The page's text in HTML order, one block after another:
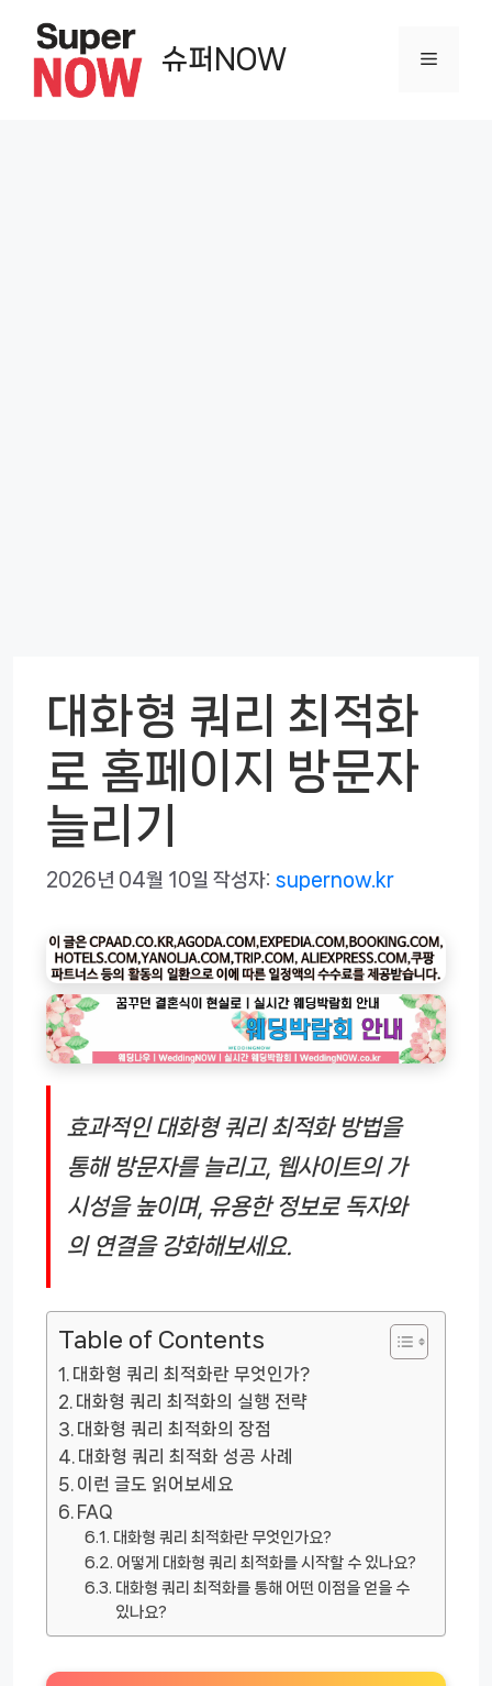
슈퍼NOW 메
대화형 쿼리 최적화
로 홈페이지 방문자
늘리기
2026년 04월 10일 작성자: supernow.kr
효과적인 대화형 쿼리 최적화 방법을
통해 방문자를 늘리고, 웹사이트의 가
시성을 높이며, 유용한 정보로 독자와
의 연결을 강화해보세요.
Table of Contents
대화형 쿼리 최적화란 무엇인가?
대화형 쿼리 최적화의 실행 전략
대화형 쿼리 최적화의 장점
대화형 쿼리 최적화 성공 사례
이런 글도 읽어보세요
FAQ
대화형 쿼리 최적화란 무엇인가요?
어떻게 대화형 쿼리 최적화를 시작할 수 있나요?
대화형 쿼리 최적화를 통해 어떤 이점을 얻을 수
있나요?